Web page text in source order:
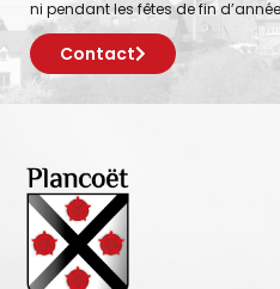
ni pendant les fêtes de fin
Contact